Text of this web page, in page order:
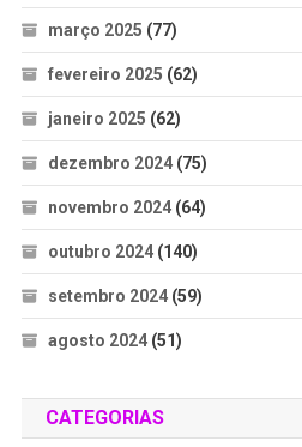
março 2025 (77)
fevereiro 2025 (62)
janeiro 2025 (62)
dezembro 2024(75)
novembro 2024(64)
outubro 2024(140)
setembro 2024(59)
agosto 2024(51)
CATEGORIAS